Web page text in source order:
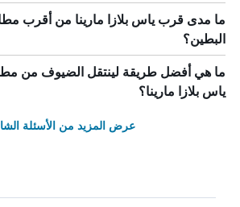
ما مدى قرب ياس بلازا مارينا من أقرب
البطين؟
ما هي أفضل طريقة لينتقل الضيوف من
ياس بلازا مارينا؟
عرض المزيد من الأسئلة